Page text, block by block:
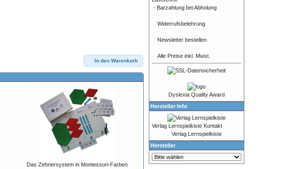
In den Warenkorb
Das Zehnersystem in Montessori-Farben
- Barzahlung bei Abholung
Widerrufsbelehrung
Newsletter bestellen
Alle Preise inkl. Mwst.
Dyslexia Quality Award
Hersteller Info
Verlag Lernspielkiste Kontakt
Verlag Lernspielkiste
Hersteller